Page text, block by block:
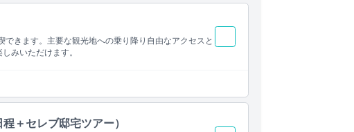
きます。主要な観光地への乗り降り自由なアクセスと
みいただけます。
＋セレブ邸宅ツアー）